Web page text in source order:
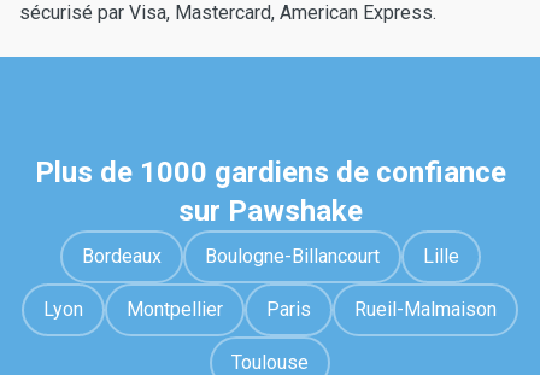
sécurisé par Visa, Mastercard, American Express.
Plus de 1000 gardiens de confiance
sur Pawshake
Bordeaux Boulogne-Billancourt Lille
Lyon Montpellier Paris Rueil-Malmaison
Toulouse